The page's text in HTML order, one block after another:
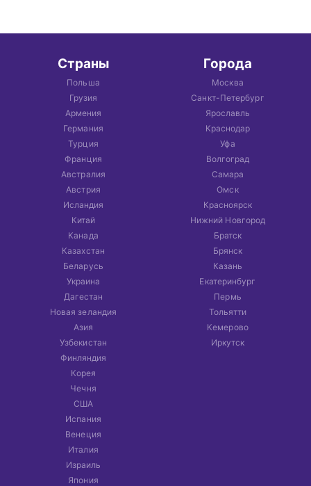
Страны
Польша
Грузия
Армения
Германия
Турция
Франция
Австралия
Австрия
Исландия
Китай
Канада
Казахстан
Беларусь
Украина
Дагестан
Новая зеландия
Азия
Узбекистан
Финляндия
Корея
Чечня
США
Испания
Венеция
Италия
Израиль
Япония
Города
Москва
Санкт-Петербург
Ярославль
Краснодар
Уфа
Волгоград
Самара
Омск
Красноярск
Нижний Новгород
Братск
Брянск
Казань
Екатеринбург
Пермь
Тольятти
Кемерово
Иркутск